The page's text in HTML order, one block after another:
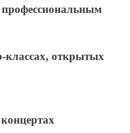
классах, открытых